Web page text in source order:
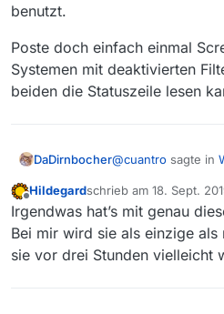
benutzt.
Poste doch einfach einmal
Systemen mit deaktivierten
beiden die Statuszeile lesen
DaDirnbocher@cuantro sagte in
wo finde ich
Dort wo es vor9
Offline
Hildegardschrieb am 18. Sept.
zuletzt editiert von
Irgendwas hat’s mit genau
Bei mir wird sie als einzige
sie vor drei Stunden vielleicht